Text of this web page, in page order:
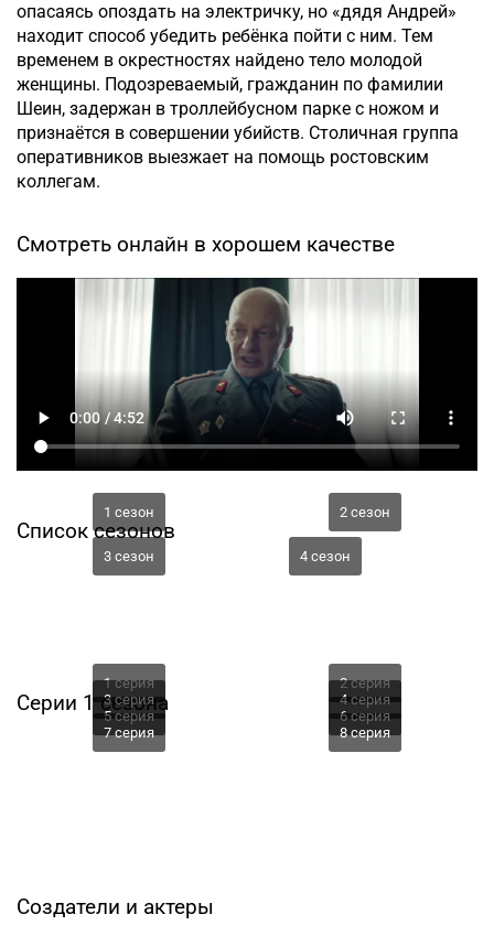
опасаясь опоздать на электричку, но «дядя Андрей»
находит способ убедить ребёнка пойти с ним. Тем
временем в окрестностях найдено тело молодой
женщины. Подозреваемый, гражданин по фамилии
Шеин, задержан в троллейбусном парке с ножом и
признаётся в совершении убийств. Столичная группа
оперативников выезжает на помощь ростовским
коллегам.
Смотреть онлайн в хорошем качестве
Список сезонов
1 сезон 2 сезон
3 сезон 4 сезон
Серии 1 сезона
1 серия
2 серия
3 серия
4 серия
5 серия
6 серия
7 серия
8 серия
Создатели и актеры